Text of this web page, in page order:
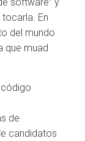
En
del mundo
que muad
código
de
candidatos